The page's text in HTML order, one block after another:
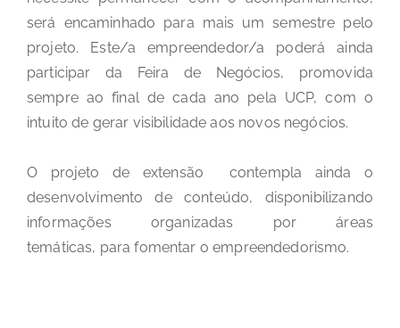
será encaminhado para mais um semestre pelo
projeto. Este/a empreendedor/a poderá ainda
participar da Feira de Negócios, promovida
sempre ao final de cada ano pela UCP, com o
intuito de gerar visibilidade aos novos negócios.
O projeto de extensão contempla ainda o
desenvolvimento de conteúdo, disponibilizando
informações organizadas por áreas
temáticas, para fomentar o empreendedorismo.